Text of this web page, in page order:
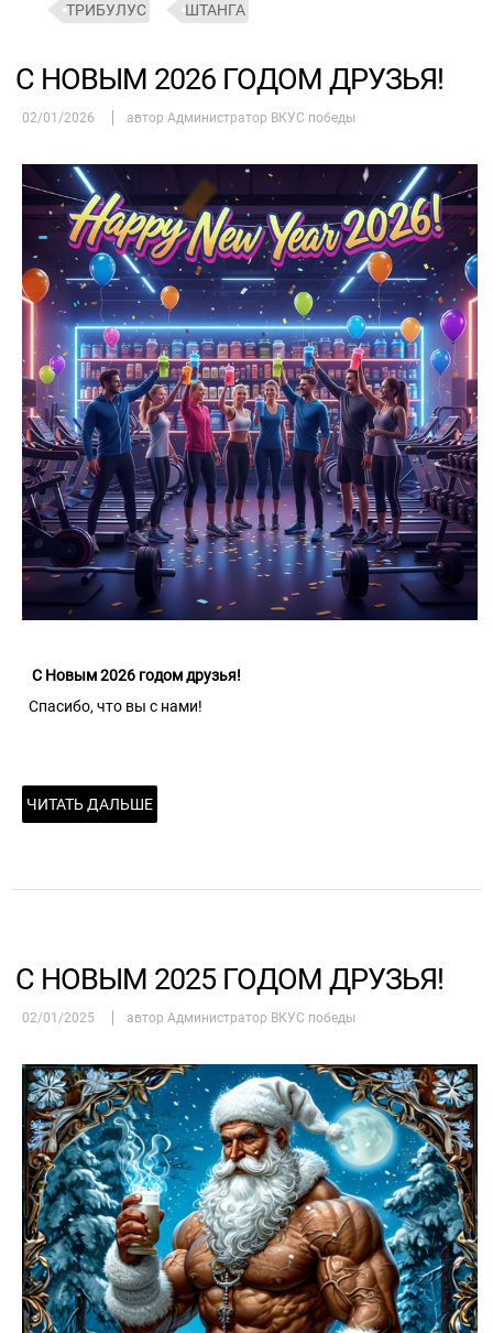
ТРИБУЛУС ШТАНГА
С НОВЫМ 2026 ГОДОМ ДРУЗЬЯ!
02/01/2026 автор Администратор ВКУС победы
С Новым 2026 годом друзья!
Спасибо, что вы с нами!
ЧИТАТЬ ДАЛЬШЕ
С НОВЫМ 2025 ГОДОМ ДРУЗЬЯ!
02/01/2025 автор Администратор ВКУС победы